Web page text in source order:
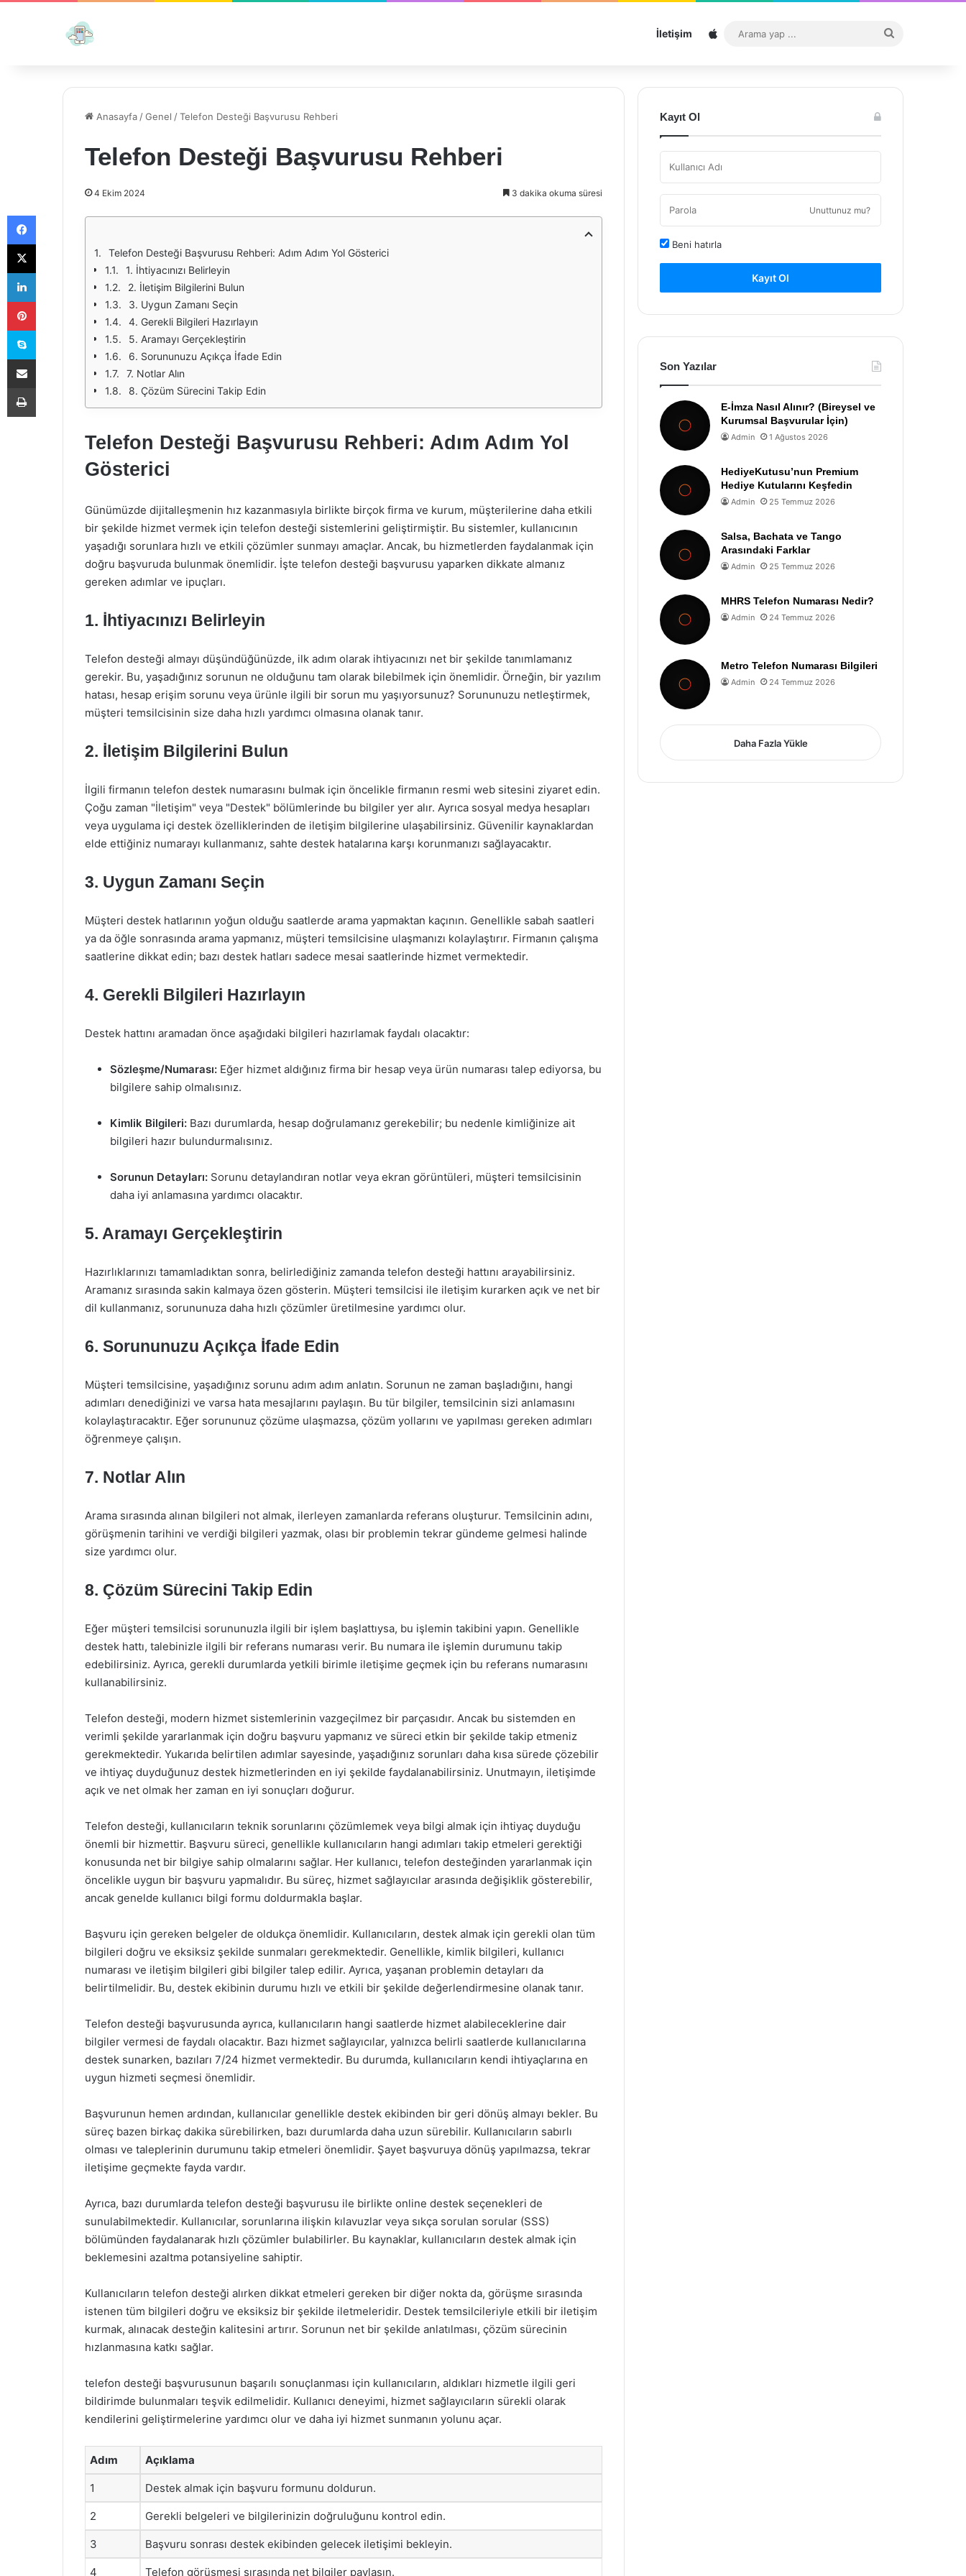
İletişim Sitemap
...
Anasayfa /Genel /Telefon Desteği Başvurusu Rehberi
Telefon Desteği Başvurusu Rehberi
4 Ekim 2024 3 dakika okuma süresi
Telefon Desteği Başvurusu Rehberi: Adım Adım Yol Gösterici
1. İhtiyacınızı Belirleyin
2. İletişim Bilgilerini Bulun
3. Uygun Zamanı Seçin
4. Gerekli Bilgileri Hazırlayın
5. Aramayı Gerçekleştirin
6. Sorununuzu Açıkça İfade Edin
7. Notlar Alın
8. Çözüm Sürecini Takip Edin
Telefon Desteği Başvurusu Rehberi: Adım Adım Yol
Gösterici
Günümüzde dijitalleşmenin hız kazanmasıyla birlikte birçok firma ve kurum, müşterilerine daha etkili
bir şekilde hizmet vermek için telefon desteği sistemlerini geliştirmiştir. Bu sistemler, kullanıcının
yaşadığı sorunlara hızlı ve etkili çözümler sunmayı amaçlar. Ancak, bu hizmetlerden faydalanmak için
doğru başvuruda bulunmak önemlidir. İşte telefon desteği başvurusu yaparken dikkate almanız
gereken adımlar ve ipuçları.
1. İhtiyacınızı Belirleyin
Telefon desteği almayı düşündüğünüzde, ilk adım olarak ihtiyacınızı net bir şekilde tanımlamanız
gerekir. Bu, yaşadığınız sorunun ne olduğunu tam olarak bilebilmek için önemlidir. Örneğin, bir yazılım
hatası, hesap erişim sorunu veya ürünle ilgili bir sorun mu yaşıyorsunuz? Sorununuzu netleştirmek,
müşteri temsilcisinin size daha hızlı yardımcı olmasına olanak tanır.
2. İletişim Bilgilerini Bulun
İlgili firmanın telefon destek numarasını bulmak için öncelikle firmanın resmi web sitesini ziyaret edin.
Çoğu zaman "İletişim" veya "Destek" bölümlerinde bu bilgiler yer alır. Ayrıca sosyal medya hesapları
veya uygulama içi destek özelliklerinden de iletişim bilgilerine ulaşabilirsiniz. Güvenilir kaynaklardan
elde ettiğiniz numarayı kullanmanız, sahte destek hatalarına karşı korunmanızı sağlayacaktır.
3. Uygun Zamanı Seçin
Müşteri destek hatlarının yoğun olduğu saatlerde arama yapmaktan kaçının. Genellikle sabah saatleri
ya da öğle sonrasında arama yapmanız, müşteri temsilcisine ulaşmanızı kolaylaştırır. Firmanın çalışma
saatlerine dikkat edin; bazı destek hatları sadece mesai saatlerinde hizmet vermektedir.
4. Gerekli Bilgileri Hazırlayın
Destek hattını aramadan önce aşağıdaki bilgileri hazırlamak faydalı olacaktır:
Sözleşme/Numarası: Eğer hizmet aldığınız firma bir hesap veya ürün numarası talep ediyorsa, bu
bilgilere sahip olmalısınız.
Kimlik Bilgileri: Bazı durumlarda, hesap doğrulamanız gerekebilir; bu nedenle kimliğinize ait
bilgileri hazır bulundurmalısınız.
Sorunun Detayları: Sorunu detaylandıran notlar veya ekran görüntüleri, müşteri temsilcisinin
daha iyi anlamasına yardımcı olacaktır.
5. Aramayı Gerçekleştirin
Hazırlıklarınızı tamamladıktan sonra, belirlediğiniz zamanda telefon desteği hattını arayabilirsiniz.
Aramanız sırasında sakin kalmaya özen gösterin. Müşteri temsilcisi ile iletişim kurarken açık ve net bir
dil kullanmanız, sorununuza daha hızlı çözümler üretilmesine yardımcı olur.
6. Sorununuzu Açıkça İfade Edin
Müşteri temsilcisine, yaşadığınız sorunu adım adım anlatın. Sorunun ne zaman başladığını, hangi
adımları denediğinizi ve varsa hata mesajlarını paylaşın. Bu tür bilgiler, temsilcinin sizi anlamasını
kolaylaştıracaktır. Eğer sorununuz çözüme ulaşmazsa, çözüm yollarını ve yapılması gereken adımları
öğrenmeye çalışın.
7. Notlar Alın
Arama sırasında alınan bilgileri not almak, ilerleyen zamanlarda referans oluşturur. Temsilcinin adını,
görüşmenin tarihini ve verdiği bilgileri yazmak, olası bir problemin tekrar gündeme gelmesi halinde
size yardımcı olur.
8. Çözüm Sürecini Takip Edin
Eğer müşteri temsilcisi sorununuzla ilgili bir işlem başlattıysa, bu işlemin takibini yapın. Genellikle
destek hattı, talebinizle ilgili bir referans numarası verir. Bu numara ile işlemin durumunu takip
edebilirsiniz. Ayrıca, gerekli durumlarda yetkili birimle iletişime geçmek için bu referans numarasını
kullanabilirsiniz.
Telefon desteği, modern hizmet sistemlerinin vazgeçilmez bir parçasıdır. Ancak bu sistemden en
verimli şekilde yararlanmak için doğru başvuru yapmanız ve süreci etkin bir şekilde takip etmeniz
gerekmektedir. Yukarıda belirtilen adımlar sayesinde, yaşadığınız sorunları daha kısa sürede çözebilir
ve ihtiyaç duyduğunuz destek hizmetlerinden en iyi şekilde faydalanabilirsiniz. Unutmayın, iletişimde
açık ve net olmak her zaman en iyi sonuçları doğurur.
Telefon desteği, kullanıcıların teknik sorunlarını çözümlemek veya bilgi almak için ihtiyaç duyduğu
önemli bir hizmettir. Başvuru süreci, genellikle kullanıcıların hangi adımları takip etmeleri gerektiği
konusunda net bir bilgiye sahip olmalarını sağlar. Her kullanıcı, telefon desteğinden yararlanmak için
öncelikle uygun bir başvuru yapmalıdır. Bu süreç, hizmet sağlayıcılar arasında değişiklik gösterebilir,
ancak genelde kullanıcı bilgi formu doldurmakla başlar.
Başvuru için gereken belgeler de oldukça önemlidir. Kullanıcıların, destek almak için gerekli olan tüm
bilgileri doğru ve eksiksiz şekilde sunmaları gerekmektedir. Genellikle, kimlik bilgileri, kullanıcı
numarası ve iletişim bilgileri gibi bilgiler talep edilir. Ayrıca, yaşanan problemin detayları da
belirtilmelidir. Bu, destek ekibinin durumu hızlı ve etkili bir şekilde değerlendirmesine olanak tanır.
Telefon desteği başvurusunda ayrıca, kullanıcıların hangi saatlerde hizmet alabileceklerine dair
bilgiler vermesi de faydalı olacaktır. Bazı hizmet sağlayıcılar, yalnızca belirli saatlerde kullanıcılarına
destek sunarken, bazıları 7/24 hizmet vermektedir. Bu durumda, kullanıcıların kendi ihtiyaçlarına en
uygun hizmeti seçmesi önemlidir.
Başvurunun hemen ardından, kullanıcılar genellikle destek ekibinden bir geri dönüş almayı bekler. Bu
süreç bazen birkaç dakika sürebilirken, bazı durumlarda daha uzun sürebilir. Kullanıcıların sabırlı
olması ve taleplerinin durumunu takip etmeleri önemlidir. Şayet başvuruya dönüş yapılmazsa, tekrar
iletişime geçmekte fayda vardır.
Ayrıca, bazı durumlarda telefon desteği başvurusu ile birlikte online destek seçenekleri de
sunulabilmektedir. Kullanıcılar, sorunlarına ilişkin kılavuzlar veya sıkça sorulan sorular (SSS)
bölümünden faydalanarak hızlı çözümler bulabilirler. Bu kaynaklar, kullanıcıların destek almak için
beklemesini azaltma potansiyeline sahiptir.
Kullanıcıların telefon desteği alırken dikkat etmeleri gereken bir diğer nokta da, görüşme sırasında
istenen tüm bilgileri doğru ve eksiksiz bir şekilde iletmeleridir. Destek temsilcileriyle etkili bir iletişim
kurmak, alınacak desteğin kalitesini artırır. Sorunun net bir şekilde anlatılması, çözüm sürecinin
hızlanmasına katkı sağlar.
telefon desteği başvurusunun başarılı sonuçlanması için kullanıcıların, aldıkları hizmetle ilgili geri
bildirimde bulunmaları teşvik edilmelidir. Kullanıcı deneyimi, hizmet sağlayıcıların sürekli olarak
kendilerini geliştirmelerine yardımcı olur ve daha iyi hizmet sunmanın yolunu açar.
Adım Açıklama
1 Destek almak için başvuru formunu doldurun.
2 Gerekli belgeleri ve bilgilerinizin doğruluğunu kontrol edin.
3 Başvuru sonrası destek ekibinden gelecek iletişimi bekleyin.
4 Telefon görüşmesi sırasında net bilgiler paylaşın.
Kayıt Ol
Unuttunuz mu?
Beni hatırla
Kayıt Ol
Son Yazılar
E-İmza Nasıl Alınır? (Bireysel ve
Kurumsal Başvurular İçin)
Admin 1 Ağustos 2026
HediyeKutusu’nun Premium
Hediye Kutularını Keşfedin
Admin 25 Temmuz 2026
Salsa, Bachata ve Tango
Arasındaki Farklar
Admin 25 Temmuz 2026
MHRS Telefon Numarası Nedir?
Admin 24 Temmuz 2026
Metro Telefon Numarası Bilgileri
Admin 24 Temmuz 2026
Daha Fazla Yükle
Facebook
X
LinkedIn
Pinterest
Skype
E-Posta ile paylaş